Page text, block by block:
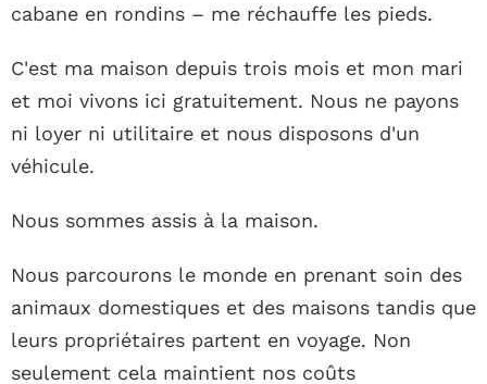
cabane en rondins – me réchauffe les pieds.
C'est ma maison depuis trois mois et mon mari
et moi vivons ici gratuitement. Nous ne payons
ni loyer ni utilitaire et nous disposons d'un
véhicule.
Nous sommes assis à la maison.
Nous parcourons le monde en prenant soin des
animaux domestiques et des maisons tandis que
leurs propriétaires partent en voyage. Non
seulement cela maintient nos coûts